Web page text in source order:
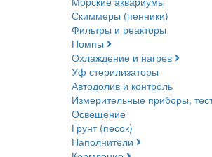
Скиммеры (пенники)
Фильтры и реакторы
Помпы
Охлаждение и нагрев
Уф стерилизаторы
Автодолив и контроль
Измерительные приборы,
Освещение
Грунт (песок)
Наполнители